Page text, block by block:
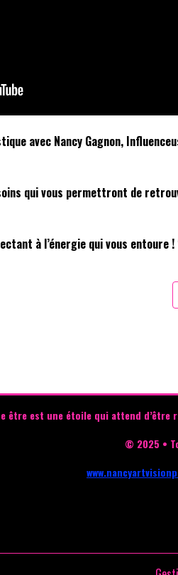
avec Nancy Gagnon,
qui vous permettront de
à l’énergie qui vous entoure !
être est une étoile qui attend d’être
© 2025 •